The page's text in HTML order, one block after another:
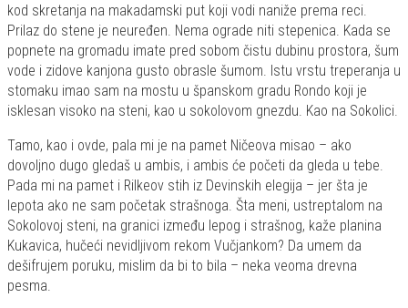
kod skretanja na makadamski put koji vodi naniže prema reci.
Prilaz do stene je neuređen. Nema ograde niti stepenica. Kada se
popnete na gromadu imate pred sobom čistu dubinu prostora, šum
vode i zidove kanjona gusto obrasle šumom. Istu vrstu treperanja u
stomaku imao sam na mostu u španskom gradu Rondo koji je
isklesan visoko na steni, kao u sokolovom gnezdu. Kao na Sokolici.
Tamo, kao i ovde, pala mi je na pamet Ničeova misao – ako
dovoljno dugo gledaš u ambis, i ambis će početi da gleda u tebe.
Pada mi na pamet i Rilkeov stih iz Devinskih elegija – jer šta je
lepota ako ne sam početak strašnoga. Šta meni, ustreptalom na
Sokolovoj steni, na granici između lepog i strašnog, kaže planina
Kukavica, hučeći nevidljivom rekom Vučjankom? Da umem da
dešifrujem poruku, mislim da bi to bila – neka veoma drevna
pesma.